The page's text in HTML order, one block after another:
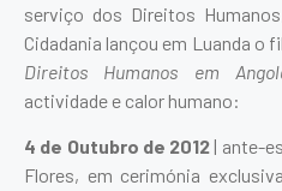
serviço dos Direitos
Cidadania lançou em Luanda o
Direitos Humanos em
actividade e calor humano:
4 de Outubro de 2012 | ante-
Flores, em cerimónia